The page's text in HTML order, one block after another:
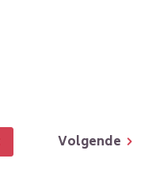
Volgende